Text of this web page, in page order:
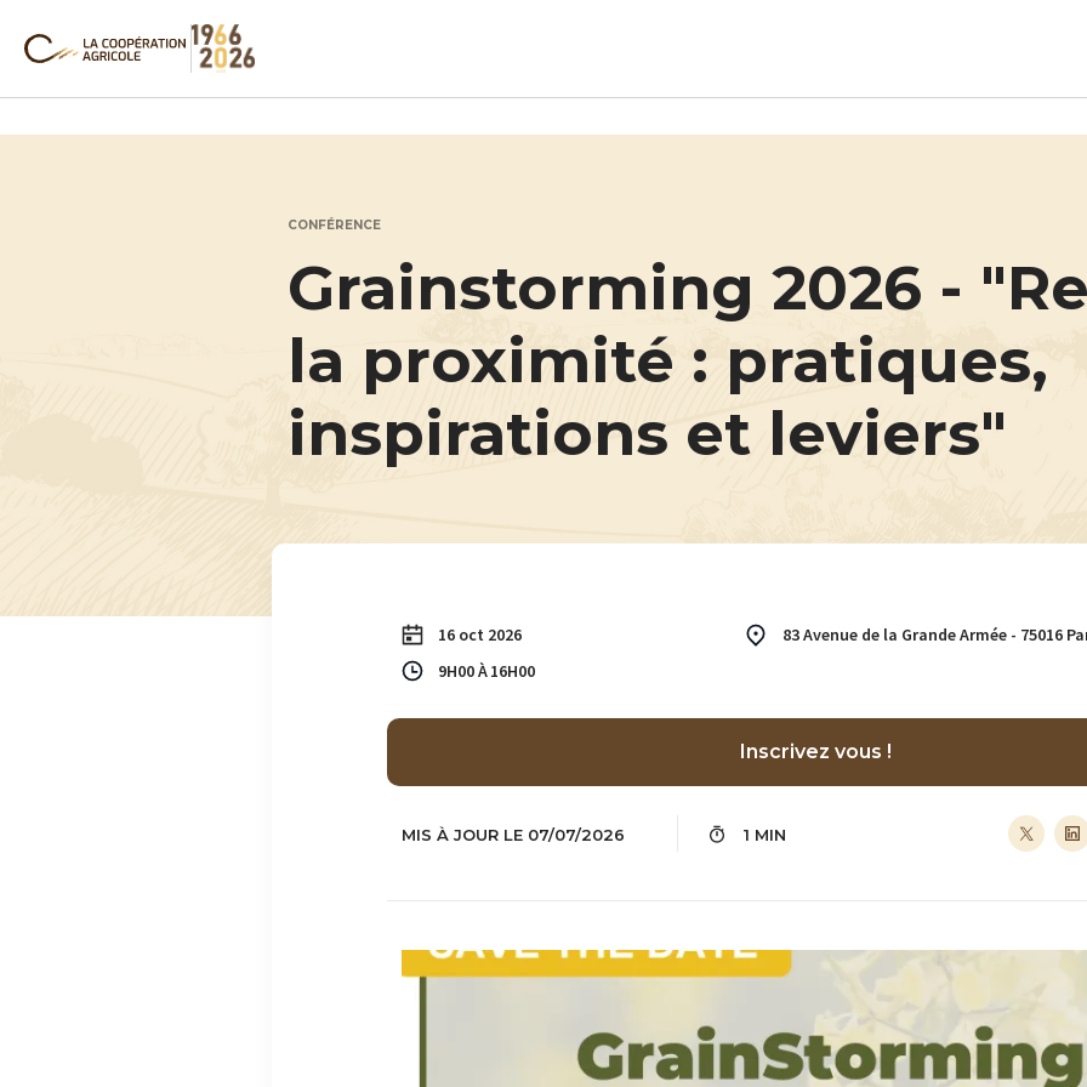
CONFÉRENCE
Grainstorming 2026 -
la proximité : pratiques,
inspirations et leviers"
16 oct 2026
9H00
16H00
83 Avenue de la Grande Armée - 75016
Inscrivez vous !
MIS À JOUR LE 07/07/2026 1 MIN